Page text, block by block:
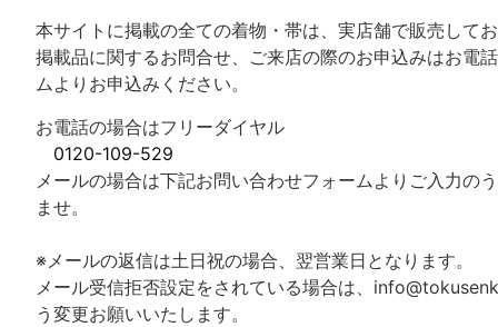
本サイトに掲載の全ての着物・帯は、実店舗で販売して
掲載品に関するお問合せ、ご来店の際のお申込みはお電
ムよりお申込みください。
お電話の場合はフリーダイヤル
0120-109-529
メールの場合は下記お問い合わせフォームよりご入力の
ませ。
※メールの返信は土日祝の場合、翌営業日となります。
メール受信拒否設定をされている場合は、
う変更お願いいたします。